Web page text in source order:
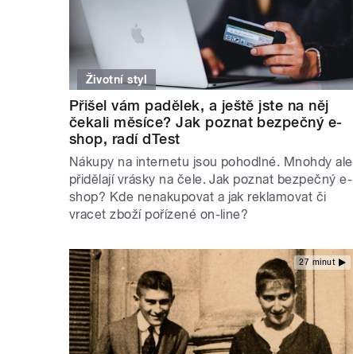
Životní styl
Přišel vám padělek, a ještě jste na něj
čekali měsíce? Jak poznat bezpečný e-
shop, radí dTest
Nákupy na internetu jsou pohodlné. Mnohdy ale
přidělají vrásky na čele. Jak poznat bezpečný e-
shop? Kde nenakupovat a jak reklamovat či
vracet zboží pořízené on-line?
27 minut